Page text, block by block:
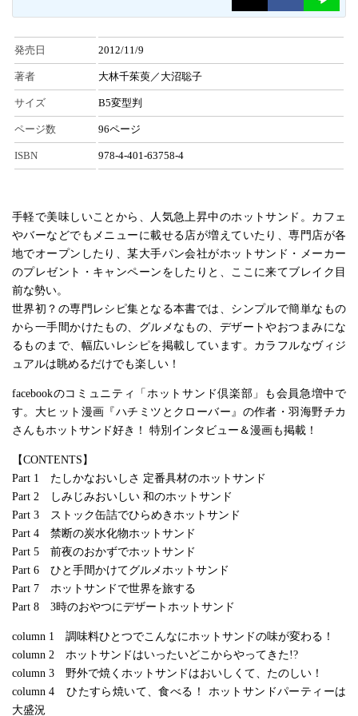
発売日 2012/11/9
著者 大林千茱萸／大沼聡子
サイズ B5変型判
ページ数 96ページ
ISBN 978-4-401-63758-4
手軽で美味しいことから、人気急上昇中のホットサンド。カフェ
やバーなどでもメニューに載せる店が増えていたり、専門店が各
地でオープンしたり、某大手パン会社がホットサンド・メーカー
のプレゼント・キャンペーンをしたりと、ここに来てブレイク目
前な勢い。
世界初？の専門レシピ集となる本書では、シンプルで簡単なもの
から一手間かけたもの、グルメなもの、デザートやおつまみにな
るものまで、幅広いレシピを掲載しています。カラフルなヴィジ
ュアルは眺めるだけでも楽しい！
facebookのコミュニティ「ホットサンド倶楽部」も会員急増中で
す。大ヒット漫画『ハチミツとクローバー』の作者・羽海野チカ
さんもホットサンド好き！ 特別インタビュー＆漫画も掲載！
【CONTENTS】
Part 1 たしかなおいしさ 定番具材のホットサンド
Part 2 しみじみおいしい 和のホットサンド
Part 3 ストック缶詰でひらめきホットサンド
Part 4 禁断の炭水化物ホットサンド
Part 5 前夜のおかずでホットサンド
Part 6 ひと手間かけてグルメホットサンド
Part 7 ホットサンドで世界を旅する
Part 8 3時のおやつにデザートホットサンド
column 1 調味料ひとつでこんなにホットサンドの味が変わる！
column 2 ホットサンドはいったいどこからやってきた!?
column 3 野外で焼くホットサンドはおいしくて、たのしい！
column 4 ひたすら焼いて、食べる！ ホットサンドパーティーは
大盛況